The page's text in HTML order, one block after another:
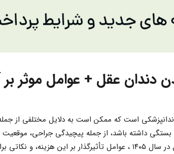
دندان عقل + عوامل موثر بر
است که ممکن است به دلایل مختلفی از
داشته باشد، از جمله پیچیدگی جراحی، موقعیت
آن خواهیم پرداخت.